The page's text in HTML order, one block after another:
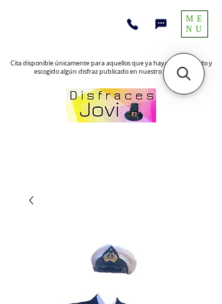
Cita disponible únicamente para aquellos que ya hayan encontrado y
escogido algún disfraz publicado en nuestro sitio web
ME
NU